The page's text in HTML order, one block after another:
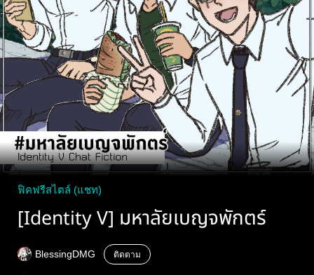
ฟิคฟรีสไตล์ (แชท)
[Identity V] มหาลัยเบญจพักตร์
BlessingDMG​ ติดตาม